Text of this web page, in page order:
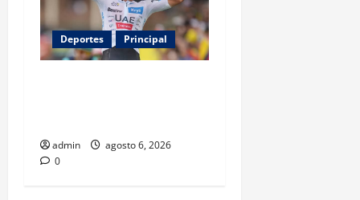
Deportes Principal
admin
agosto 6, 2026
0